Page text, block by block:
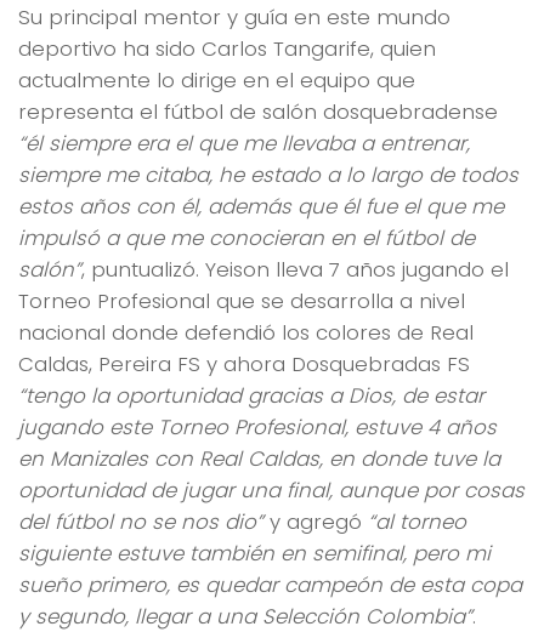
Su principal mentor y guía en este mundo
deportivo ha sido Carlos Tangarife, quien
actualmente lo dirige en el equipo que
representa el fútbol de salón dosquebradense
“él siempre era el que me llevaba a entrenar,
siempre me citaba, he estado a lo largo de todos
estos años con él, además que él fue el que me
impulsó a que me conocieran en el fútbol de
salón”, puntualizó. Yeison lleva 7 años jugando el
Torneo Profesional que se desarrolla a nivel
nacional donde defendió los colores de Real
Caldas, Pereira FS y ahora Dosquebradas FS
“tengo la oportunidad gracias a Dios, de estar
jugando este Torneo Profesional, estuve 4 años
en Manizales con Real Caldas, en donde tuve la
oportunidad de jugar una final, aunque por cosas
del fútbol no se nos dio”y agregó “al torneo
siguiente estuve también en semifinal, pero mi
sueño primero, es quedar campeón de esta copa
y segundo, llegar a una Selección Colombia”.